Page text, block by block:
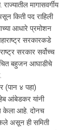
मागासवर्गीय
किती पद राहिली
आधारे प्रमोशन
सरकारकडे
सरकार सर्वोच्च
बहुजन आघाडीचे
(पान ४ पहा)
आंबेडकर यांनी
केला आहे. दोनच
केले असून ही समिती